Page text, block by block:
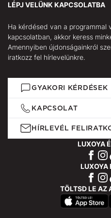
LÉPJ VELÜNK KAPCSOLATBA
Ha kérdésed van a programmal
kapcsolatban, akkor keress
Amennyiben újdonságainkról
iratkozz fel hírlevelünkre.
GYAKORI KÉRDÉSEK
KAPCSOLAT
HÍRLEVÉL
LUXOYA
LUXOYA
TÖLTSD LE AZ